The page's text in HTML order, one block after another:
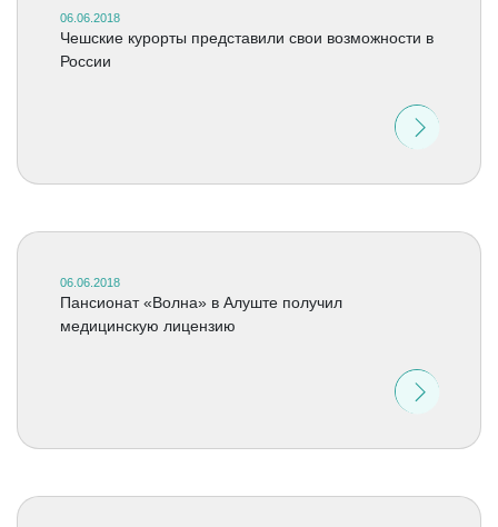
06.06.2018
Чешские курорты представили свои возможности в
России
06.06.2018
Пансионат «Волна» в Алуште получил
медицинскую лицензию